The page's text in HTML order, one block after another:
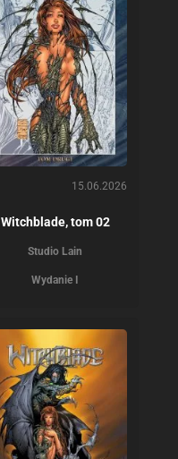
15.06.2026
Witchblade, tom 02
Studio Lain
Wydanie I